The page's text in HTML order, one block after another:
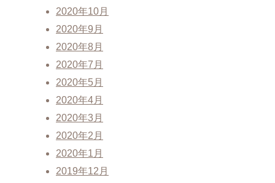
2020年10月
2020年9月
2020年8月
2020年7月
2020年5月
2020年4月
2020年3月
2020年2月
2020年1月
2019年12月